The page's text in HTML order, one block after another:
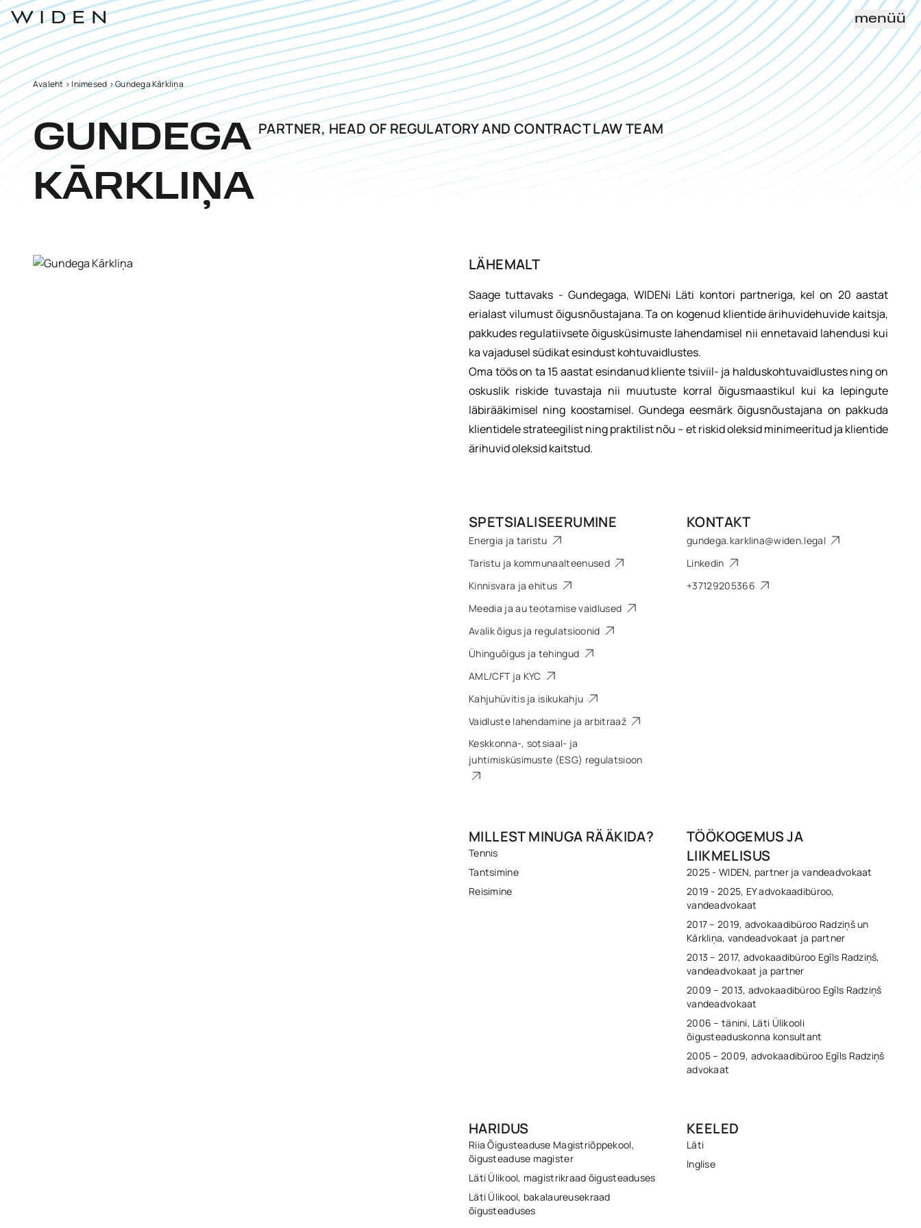
menüü
Avaleht> Inimesed >Gundega Kārkliņa
GUNDEGA PARTNER, HEAD OF REGULATORY AND CONTRACT LAW TEAM
KĀRKLIŅA
LÄHEMALT
Saage tuttavaks - Gundegaga, WIDENi Läti kontori partneriga, kel on 20 aastat
erialast vilumust õigusnõustajana. Ta on kogenud klientide ärihuvidehuvide kaitsja,
pakkudes regulatiivsete õigusküsimuste lahendamisel nii ennetavaid lahendusi kui
ka vajadusel südikat esindust kohtuvaidlustes.
Oma töös on ta 15 aastat esindanud kliente tsiviil- ja halduskohtuvaidlustes ning on
oskuslik riskide tuvastaja nii muutuste korral õigusmaastikul kui ka lepingute
läbirääkimisel ning koostamisel. Gundega eesmärk õigusnõustajana on pakkuda
klientidele strateegilist ning praktilist nõu – et riskid oleksid minimeeritud ja klientide
ärihuvid oleksid kaitstud.
SPETSIALISEERUMINE
Energia ja taristu
Taristu ja kommunaalteenused
Kinnisvara ja ehitus
Meedia ja au teotamise vaidlused
Avalik õigus ja regulatsioonid
Ühinguõigus ja tehingud
AML/CFT ja KYC
Kahjuhüvitis ja isikukahju
Vaidluste lahendamine ja arbitraaž
Keskkonna-, sotsiaal- ja
juhtimisküsimuste (ESG) regulatsioon
KONTAKT
gundega.karklina@widen.legal
Linkedin
+37129205366
MILLEST MINUGA RÄÄKIDA?
Tennis
Tantsimine
Reisimine
TÖÖKOGEMUS JA
LIIKMELISUS
2025 - WIDEN, partner ja vandeadvokaat
2019 - 2025, EY advokaadibüroo,
vandeadvokaat
2017 – 2019, advokaadibüroo Radziņš un
Kārkliņa, vandeadvokaat ja partner
2013 – 2017, advokaadibüroo Egīls Radziņš,
vandeadvokaat ja partner
2009 – 2013, advokaadibüroo Egīls Radziņš
vandeadvokaat
2006 – tänini, Läti Ülikooli
õigusteaduskonna konsultant
2005 – 2009, advokaadibüroo Egīls Radziņš
advokaat
HARIDUS
Riia Õigusteaduse Magistriõppekool,
õigusteaduse magister
Läti Ülikool, magistrikraad õigusteaduses
Läti Ülikool, bakalaureusekraad
õigusteaduses
KEELED
Läti
Inglise